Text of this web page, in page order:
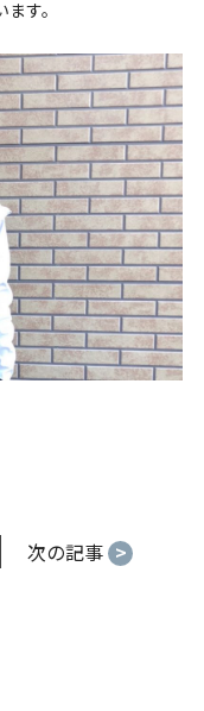
す。
次の記事 >